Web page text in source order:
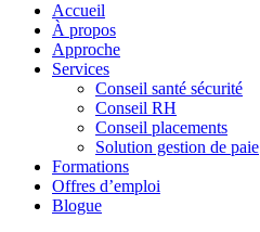
Accueil
À propos
Approche
Services
Conseil santé sécurité
Conseil RH
Conseil placements
Solution gestion de paie
Formations
Offres d’emploi
Blogue